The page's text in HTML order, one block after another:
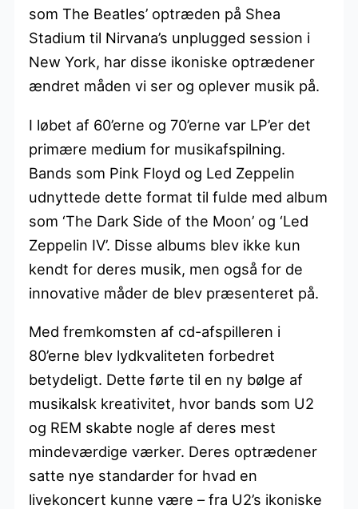
som The Beatles’ optræden på Shea
Stadium til Nirvana’s unplugged session i
New York, har disse ikoniske optrædener
ændret måden vi ser og oplever musik på.
I løbet af 60’erne og 70’erne var LP’er det
primære medium for musikafspilning.
Bands som Pink Floyd og Led Zeppelin
udnyttede dette format til fulde med album
som ‘The Dark Side of the Moon’ og ‘Led
Zeppelin IV’. Disse albums blev ikke kun
kendt for deres musik, men også for de
innovative måder de blev præsenteret på.
Med fremkomsten af cd-afspilleren i
80’erne blev lydkvaliteten forbedret
betydeligt. Dette førte til en ny bølge af
musikalsk kreativitet, hvor bands som U2
og REM skabte nogle af deres mest
mindeværdige værker. Deres optrædener
satte nye standarder for hvad en
livekoncert kunne være – fra U2’s ikoniske